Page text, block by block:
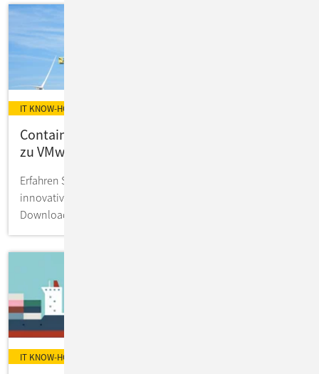
IT KNOW-HOW
Containerisierung: Zukunftssichere Alternative
zu VMware?
Erfahren Sie mehr über Container-Technologie für
innovative Apps & Services! Experten-Know-how zum
Download 4free.
IT KNOW-HOW